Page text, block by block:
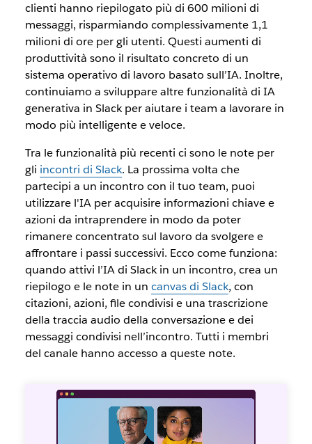
clienti hanno riepilogato più di 600 milioni di
messaggi, risparmiando complessivamente 1,1
milioni di ore per gli utenti. Questi aumenti di
produttività sono il risultato concreto di un
sistema operativo di lavoro basato sull’IA. Inoltre,
continuiamo a sviluppare altre funzionalità di IA
generativa in Slack per aiutare i team a lavorare in
modo più intelligente e veloce.
Tra le funzionalità più recenti ci sono le note per
gli incontri di Slack. La prossima volta che
partecipi a un incontro con il tuo team, puoi
utilizzare l'IA per acquisire informazioni chiave e
azioni da intraprendere in modo da poter
rimanere concentrato sul lavoro da svolgere e
affrontare i passi successivi. Ecco come funziona:
quando attivi l’IA di Slack in un incontro, crea un
riepilogo e le note in un canvas di Slack, con
citazioni, azioni, file condivisi e una trascrizione
della traccia audio della conversazione e dei
messaggi condivisi nell’incontro. Tutti i membri
del canale hanno accesso a queste note.